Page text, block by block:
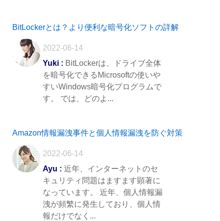
BitLockerとは？より便利な暗号化ソフトの詳解
2022-06-14
Yuki : BitLockerは、ドライブ全体
を暗号化できるMicrosoftの使いや
すいWindows暗号化プログラムで
す。 では、どのよ...
Amazon情報漏洩事件と個人情報漏洩を防ぐ対策
2022-06-14
Ayu : 近年、インターネットのセ
キュリティ問題はますます顕著に
なっています。 近年、個人情報漏
洩が頻繁に発生しており、個人情
報だけでなく...